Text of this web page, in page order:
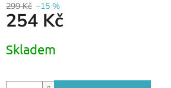
299 Kč –15 %
254 Kč
cena:
Skladem